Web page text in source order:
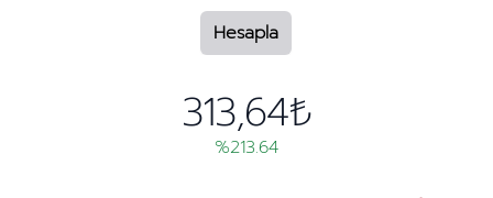
Hesapla
313,64₺
%213.64